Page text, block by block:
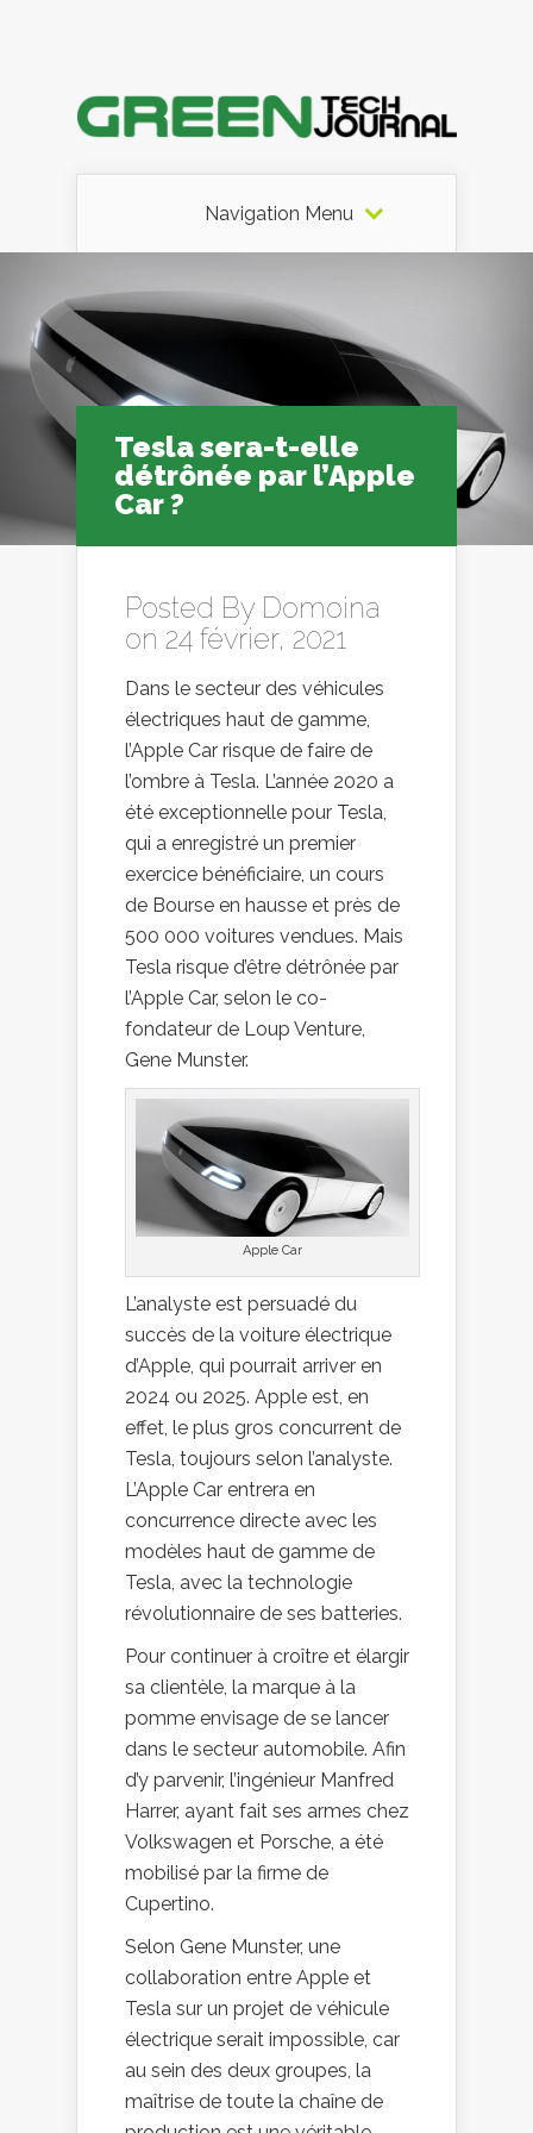
Navigation Menu
Tesla sera-t-elle
détrônée par l’Apple
Car ?
Posted By Domoina
on 24 février, 2021
Dans le secteur des véhicules
électriques haut de gamme,
l’Apple Car risque de faire de
l’ombre à Tesla. L’année 2020 a
été exceptionnelle pour Tesla,
qui a enregistré un premier
exercice bénéficiaire, un cours
de Bourse en hausse et près de
500 000 voitures vendues. Mais
Tesla risque d’être détrônée par
l’Apple Car, selon le co-
fondateur de Loup Venture,
Gene Munster.
Apple Car
L’analyste est persuadé du
succès de la voiture électrique
d’Apple, qui pourrait arriver en
2024 ou 2025. Apple est, en
effet, le plus gros concurrent de
Tesla, toujours selon l’analyste.
L’Apple Car entrera en
concurrence directe avec les
modèles haut de gamme de
Tesla, avec la technologie
révolutionnaire de ses batteries.
Pour continuer à croître et élargir
sa clientèle, la marque à la
pomme envisage de se lancer
dans le secteur automobile. Afin
d’y parvenir, l’ingénieur Manfred
Harrer, ayant fait ses armes chez
Volkswagen et Porsche, a été
mobilisé par la firme de
Cupertino.
Selon Gene Munster, une
collaboration entre Apple et
Tesla sur un projet de véhicule
électrique serait impossible, car
au sein des deux groupes, la
maîtrise de toute la chaîne de